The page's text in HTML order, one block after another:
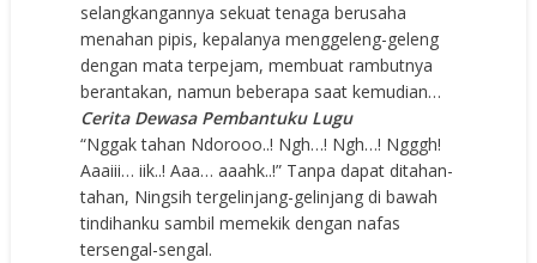
selangkangannya sekuat tenaga berusaha
menahan pipis, kepalanya menggeleng-geleng
dengan mata terpejam, membuat rambutnya
berantakan, namun beberapa saat kemudian…
Cerita Dewasa Pembantuku Lugu
“Nggak tahan Ndorooo..! Ngh…! Ngh…! Ngggh!
Aaaiii… iik..! Aaa… aaahk..!” Tanpa dapat ditahan-
tahan, Ningsih tergelinjang-gelinjang di bawah
tindihanku sambil memekik dengan nafas
tersengal-sengal.